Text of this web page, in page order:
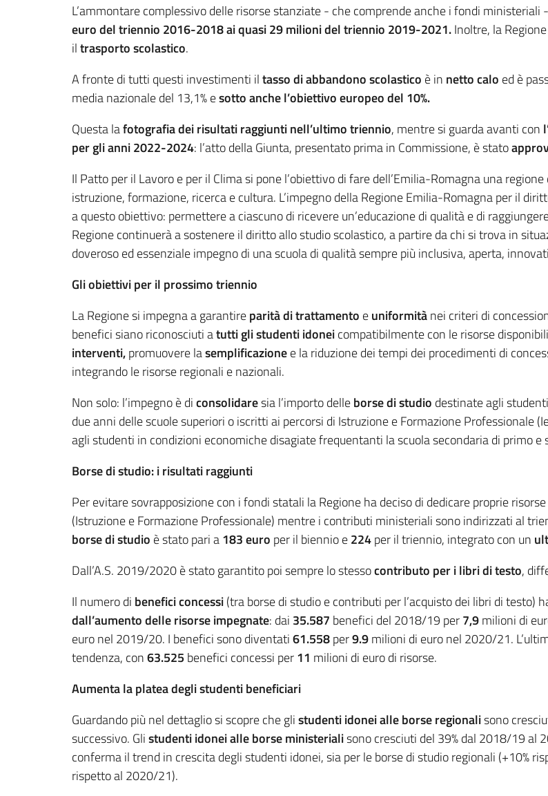
L’ammontare complessivo delle risorse stanziate - che comprende anche i fondi ministeriali -
euro del triennio 2016-2018 ai quasi 29 milioni del triennio 2019-2021.Inoltre, la
iltrasporto scolastico.
A fronte di tutti questi investimenti iltasso di abbandono scolastico è in netto calo ed è
media nazionale del 13,1% esotto anche l’obiettivo europeo del 10%.
Questa lafotografia dei risultati raggiunti nell’ultimo triennio, mentre si guarda avanti con
per gli anni 2022-2024: l’atto della Giunta, presentato prima in Commissione, è stato
Il Patto per il Lavoro e per il Clima si pone l’obiettivo di fare dell’Emilia-Romagna una
istruzione, formazione, ricerca e cultura. L’impegno della Regione Emilia-Romagna per il
a questo obiettivo: permettere a ciascuno di ricevere un’educazione di qualità e di
Regione continuerà a sostenere il diritto allo studio scolastico, a partire da chi si trova in
doveroso ed essenziale impegno di una scuola di qualità sempre più inclusiva, aperta,
Gli obiettivi per il prossimo triennio
La Regione si impegna a garantireparità di trattamento euniformitànei criteri di
benefici siano riconosciuti atutti gli studenti idoneicompatibilmente con le risorse
interventi,promuovere lasemplificazionee la riduzione dei tempi dei procedimenti di
integrando le risorse regionali e nazionali.
Non solo: l’impegno è diconsolidaresia l’importo delleborse di studio destinate agli
due anni delle scuole superiori o iscritti ai percorsi di Istruzione e Formazione Professionale
agli studenti in condizioni economiche disagiate frequentanti la scuola secondaria di primo e
Borse di studio: i risultati raggiunti
Per evitare sovrapposizione con i fondi statali la Regione ha deciso di dedicare proprie
(Istruzione e Formazione Professionale) mentre i contributi ministeriali sono indirizzati al
borse di studio è stato pari a183 euro per il biennio e224per il triennio, integrato con un
Dall’A.S. 2019/2020 è stato garantito poi sempre lo stessocontributo per i libri di testo,
Il numero di benefici concessi(tra borse di studio e contributi per l’acquisto dei libri di testo)
dall’aumento delle risorse impegnate: dai 35.587 benefici del 2018/19 per7,9milioni di
euro nel 2019/20. I benefici sono diventati61.558per9.9milioni di euro nel 2020/21.
tendenza, con63.525 benefici concessi per11 milioni di euro di risorse.
Aumenta la platea degli studenti beneficiari
Guardando più nel dettaglio si scopre che glistudenti idonei alle borse regionalisono
successivo. Glistudenti idonei alle borse ministerialisono cresciuti del 39% dal 2018/19 al
conferma il trend in crescita degli studenti idonei, sia per le borse di studio regionali (+10%
rispetto al 2020/21).